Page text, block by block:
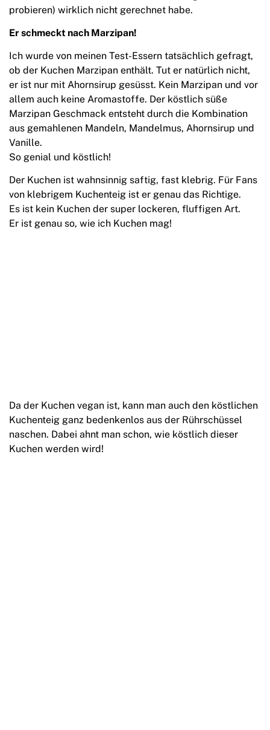
probieren) wirklich nicht gerechnet habe.
Er schmeckt nach Marzipan!
Ich wurde von meinen Test-Essern tatsächlich gefragt,
ob der Kuchen Marzipan enthält. Tut er natürlich nicht,
er ist nur mit Ahornsirup gesüsst. Kein Marzipan und vor
allem auch keine Aromastoffe. Der köstlich süße
Marzipan Geschmack entsteht durch die Kombination
aus gemahlenen Mandeln, Mandelmus, Ahornsirup und
Vanille.
So genial und köstlich!
Der Kuchen ist wahnsinnig saftig, fast klebrig. Für Fans
von klebrigem Kuchenteig ist er genau das Richtige.
Es ist kein Kuchen der super lockeren, fluffigen Art.
Er ist genau so, wie ich Kuchen mag!
Da der Kuchen vegan ist, kann man auch den köstlichen
Kuchenteig ganz bedenkenlos aus der Rührschüssel
naschen. Dabei ahnt man schon, wie köstlich dieser
Kuchen werden wird!